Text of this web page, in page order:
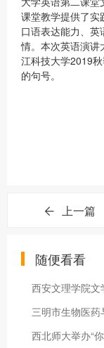
课堂教学提供了实
口语表达能力、
情。本次英语演讲
江科技大学2019
的句号。
上一篇
随便看看
西北师大举办“